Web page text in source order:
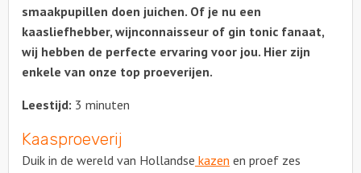
Workshops
Rondleidingen
smaakpupillen doen juichen. Of je nu een
kaasliefhebber, wijnconnaisseur of gin tonic fanaat,
wij hebben de perfecte ervaring voor jou. Hier zijn
enkele van onze top proeverijen.
Leestijd: 3 minuten
Kaasproeverij
Duik in de wereld van Hollandse kazen en proef zes